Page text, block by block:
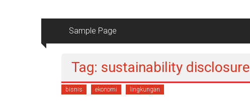
Sample Page
Tag: sustainability disclosure
bisnis ekonomi lingkungan